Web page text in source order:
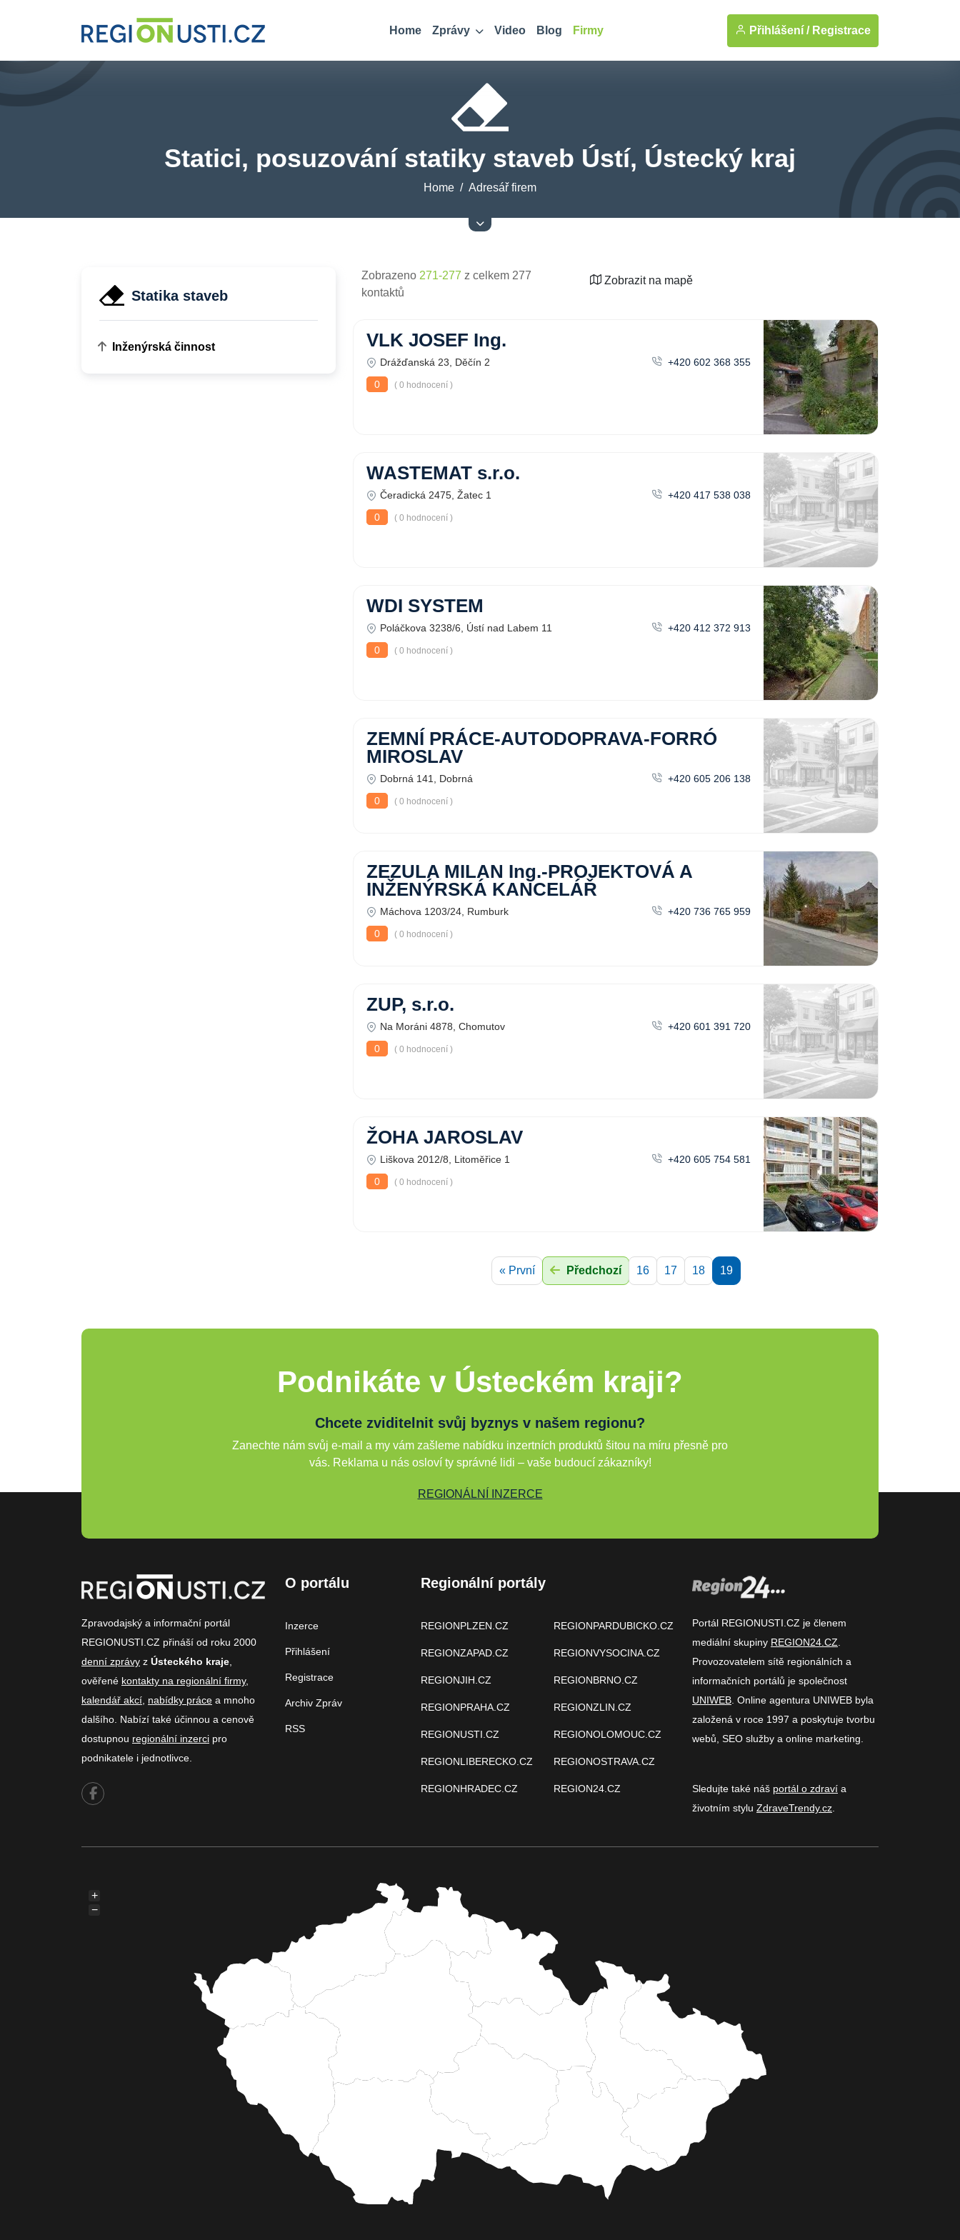
Home Zprávy Video Blog Firmy Přihlášení / Registrace
Statici, posuzování statiky staveb Ústí, Ústecký kraj
Home Adresář firem
Statika staveb
Inženýrská činnost
Zobrazeno 271-277 z celkem 277
kontaktů
Zobrazit na mapě
VLK JOSEF Ing.
Drážďanská 23, Děčín 2
+420 602 368 355
0
( 0 hodnocení )
WASTEMAT s.r.o.
Čeradická 2475, Žatec 1
+420 417 538 038
0
( 0 hodnocení )
WDI SYSTEM
Poláčkova 3238/6, Ústí nad Labem 11
+420 412 372 913
0
( 0 hodnocení )
ZEMNÍ PRÁCE-AUTODOPRAVA-FORRÓ
MIROSLAV
Dobrná 141, Dobrná
+420 605 206 138
0
( 0 hodnocení )
ZEZULA MILAN Ing.-PROJEKTOVÁ A
INŽENÝRSKÁ KANCELÁŘ
Máchova 1203/24, Rumburk
+420 736 765 959
0
( 0 hodnocení )
ZUP, s.r.o.
Na Moráni 4878, Chomutov
+420 601 391 720
0
( 0 hodnocení )
ŽOHA JAROSLAV
Liškova 2012/8, Litoměřice 1
+420 605 754 581
0
( 0 hodnocení )
« První Předchozí 16 17 18 19
Podnikáte v Ústeckém kraji?
Chcete zviditelnit svůj byznys v našem regionu?
Zanechte nám svůj e-mail a my vám zašleme nabídku inzertních produktů šitou na míru přesně pro
vás. Reklama u nás osloví ty správné lidi – vaše budoucí zákazníky!
REGIONÁLNÍ INZERCE
Zpravodajský a informační portál
REGIONUSTI.CZ přináší od roku 2000
denní zprávy z Ústeckého kraje
ověřené kontakty na regionální firmy,
kalendář akcí nabídky práce a mnoho
dalšího. Nabízí také účinnou a cenově
dostupnou regionální inzerci pro
podnikatele i jednotlivce.
O portálu
Inzerce
Přihlášení
Registrace
Archiv Zpráv
RSS
Regionální portály
REGIONPLZEN.CZ
REGIONZAPAD.CZ
REGIONJIH.CZ
REGIONPRAHA.CZ
REGIONUSTI.CZ
REGIONLIBERECKO.CZ
REGIONHRADEC.CZ
REGIONPARDUBICKO.CZ
REGIONVYSOCINA.CZ
REGIONBRNO.CZ
REGIONZLIN.CZ
REGIONOLOMOUC.CZ
REGIONOSTRAVA.CZ
REGION24.CZ
Portál REGIONUSTI.CZ je členem
mediální skupiny REGION24.CZ
Provozovatelem sítě regionálních a
informačních portálů je společnost
UNIWEB . Online agentura UNIWEB byla
založená v roce 1997 a poskytuje tvorbu
webů, SEO služby a online marketing.
Sledujte také náš portál o zdraví a
životním stylu ZdraveTrendy.cz
+
−